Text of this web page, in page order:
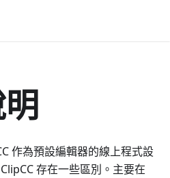
作為預設編輯器的線上程式設
存在一些區別。主要在